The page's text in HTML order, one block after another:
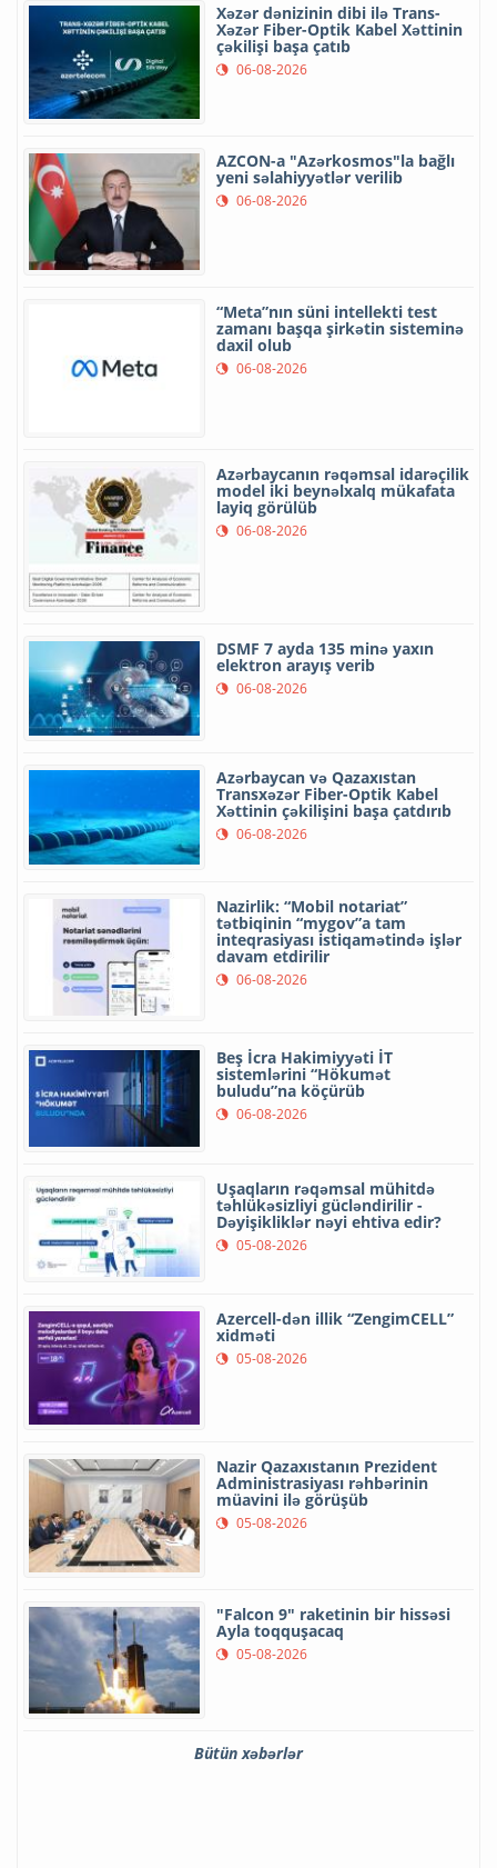
Xəzər dənizinin dibi ilə Trans-
Xəzər Fiber-Optik Kabel Xəttinin
çəkilişi başa çatıb
06-08-2026
AZCON-a "Azərkosmos"la bağlı
yeni səlahiyyətlər verilib
06-08-2026
“Meta”nın süni intellekti test
zamanı başqa şirkətin sisteminə
daxil olub
06-08-2026
Azərbaycanın rəqəmsal idarəçilik
model iki beynəlxalq mükafata
layiq görülüb
06-08-2026
DSMF 7 ayda 135 minə yaxın
elektron arayış verib
06-08-2026
Azərbaycan və Qazaxıstan
Transxəzər Fiber-Optik Kabel
Xəttinin çəkilişini başa çatdırıb
06-08-2026
Nazirlik: “Mobil notariat”
tətbiqinin “mygov”a tam
inteqrasiyası istiqamətində işlər
davam etdirilir
06-08-2026
Beş İcra Hakimiyyəti İT
sistemlərini “Hökumət
buludu”na köçürüb
06-08-2026
Uşaqların rəqəmsal mühitdə
təhlükəsizliyi gücləndirilir -
Dəyişikliklər nəyi ehtiva edir?
05-08-2026
Azercell-dən illik “ZengimCELL”
xidməti
05-08-2026
Nazir Qazaxıstanın Prezident
Administrasiyası rəhbərinin
müavini ilə görüşüb
05-08-2026
"Falcon 9" raketinin bir hissəsi
Ayla toqquşacaq
05-08-2026
Bütün xəbərlər